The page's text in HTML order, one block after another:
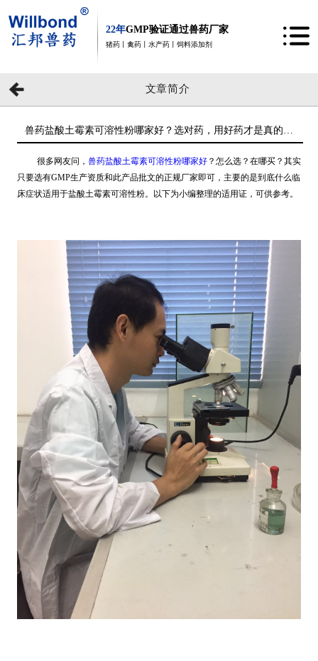
22年GMP验证通过兽药厂家
猪药丨禽药丨水产药丨饲料添加剂
文章简介
兽药盐酸土霉素可溶性粉哪家好？选对药，用好药才是真的好
很多网友问， 兽药盐酸土霉素可溶性粉哪家好？怎么选？在哪买？其实
只要选有GMP生产资质和此产品批文的正规厂家即可，主要的是到底什么临
床症状适用于盐酸土霉素可溶性粉。以下为小编整理的适用证，可供参考。